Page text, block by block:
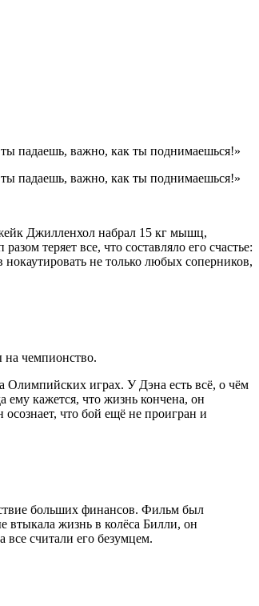
падаешь, важно, как ты поднимаешься!»
падаешь, важно, как ты поднимаешься!»
Джилленхол набрал 15 кг мышц,
теряет все, что составляло его счастье:
не только любых соперников,
на чемпионство.
играх. У Дэна есть всё, о чём
ему кажется, что жизнь кончена, он
что бой ещё не проигран и
больших финансов. Фильм был
втыкала жизнь в колёса Билли, он
считали его безумцем.